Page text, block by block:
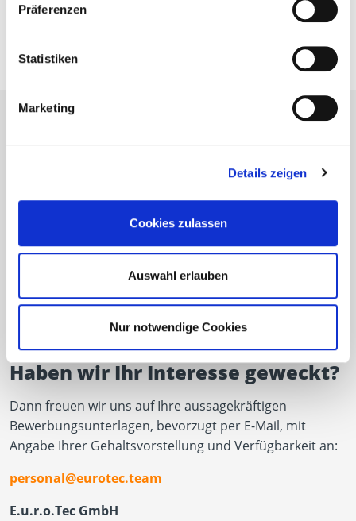
Präferenzen
Statistiken
Marketing
Details zeigen
Cookies zulassen
Auswahl erlauben
Nur notwendige Cookies
Haben wir Ihr Interesse geweckt?
Dann freuen wir uns auf Ihre aussagekräftigen
Bewerbungsunterlagen, bevorzugt per E-Mail, mit
Angabe Ihrer Gehaltsvorstellung und Verfügbarkeit an:
personal@eurotec.team
E.u.r.o.Tec GmbH